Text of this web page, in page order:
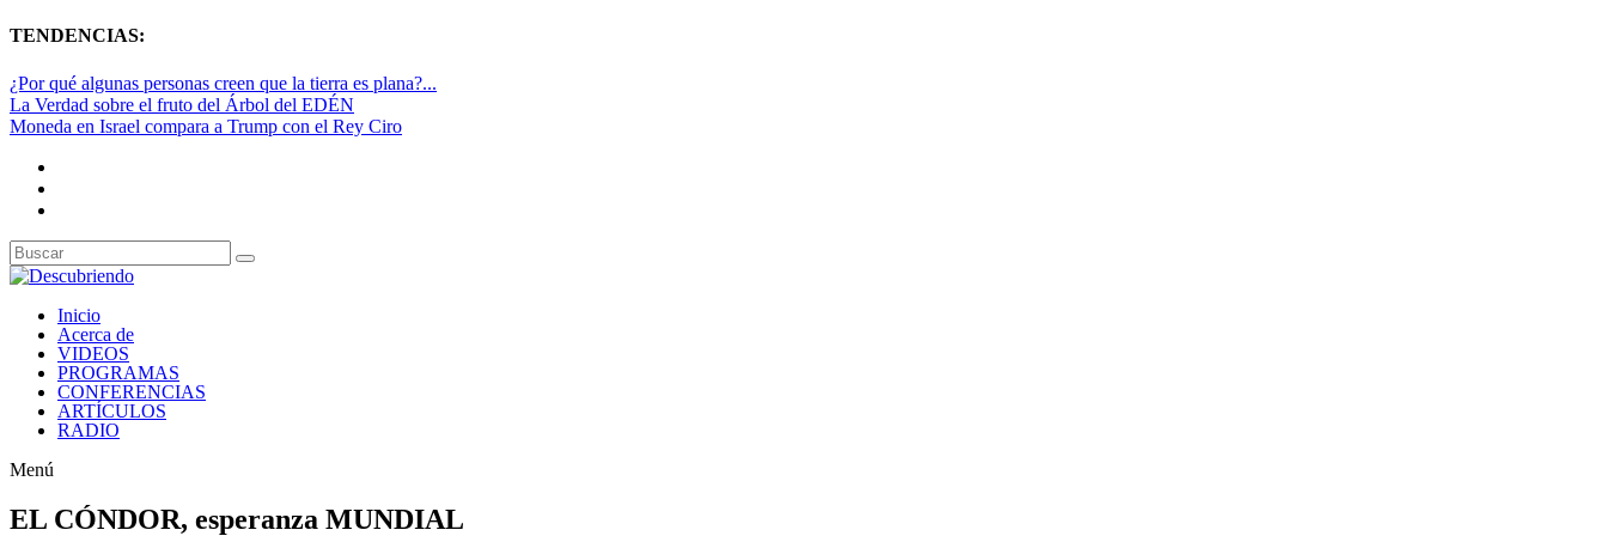
TENDENCIAS:
¿Por qué algunas personas creen que la tierra es plana?...
La Verdad sobre el fruto del Árbol del EDÉN
Moneda en Israel compara a Trump con el Rey Ciro
Inicio
Acerca de
VIDEOS
PROGRAMAS
CONFERENCIAS
ARTÍCULOS
RADIO
Menú
EL CÓNDOR, esperanza MUNDIAL